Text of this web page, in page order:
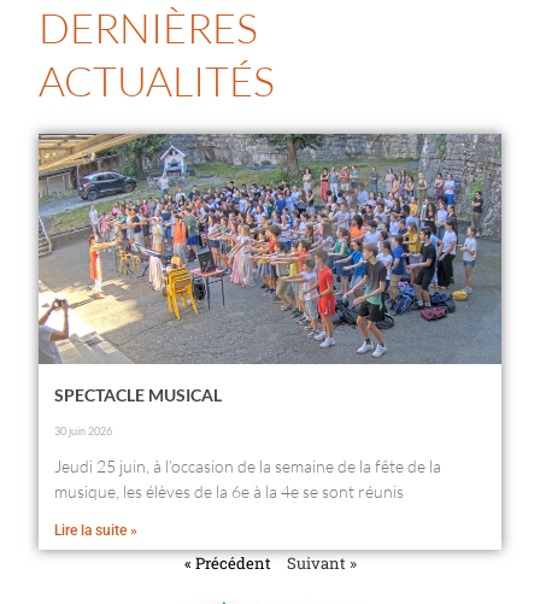
DERNIÈRES
ACTUALITÉS
SPECTACLE MUSICAL
30 juin 2026
Jeudi 25 juin, à l’occasion de la semaine de la fête de la
musique, les élèves de la 6e à la 4e se sont réunis
Lire la suite »
« Précédent Suivant »